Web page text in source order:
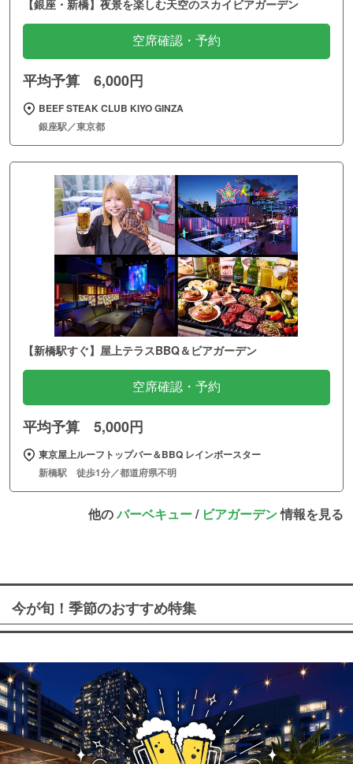
【銀座・新橋】夜景を楽しむ天空のスカイビアガーデン
空席確認・予約
平均予算 6,000円
BEEF STEAK CLUB KIYO GINZA
銀座駅／東京都
【新橋駅すぐ】屋上テラスBBQ＆ビアガーデン
空席確認・予約
平均予算 5,000円
東京屋上ルーフトップバー＆BBQ レインボースター
新橋駅 徒歩1分／都道府県不明
他のバーベキュー/ ビアガーデン情報を見る
今が旬！季節のおすすめ特集